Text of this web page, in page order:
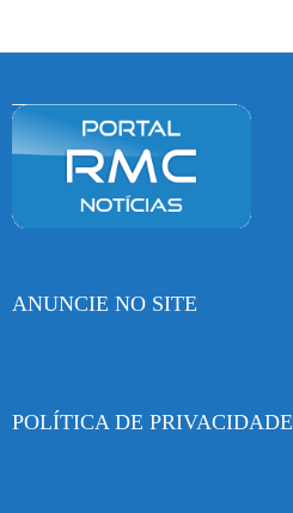
ANUNCIE NO SITE
POLÍTICA DE PRIVACIDADE